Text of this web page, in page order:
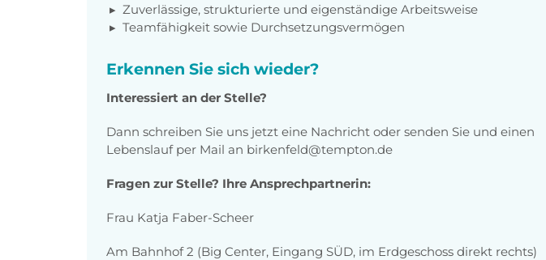
Zuverlässige, strukturierte und eigenständige Arbeitsweise
Teamfähigkeit sowie Durchsetzungsvermögen
Erkennen Sie sich wieder?
Interessiert an der Stelle?
Dann schreiben Sie uns jetzt eine Nachricht oder senden Sie und einen
Lebenslauf per Mail an birkenfeld@tempton.de
Fragen zur Stelle? Ihre Ansprechpartnerin:
Frau Katja Faber-Scheer
Am Bahnhof 2 (Big Center, Eingang SÜD, im Erdgeschoss direkt rechts)